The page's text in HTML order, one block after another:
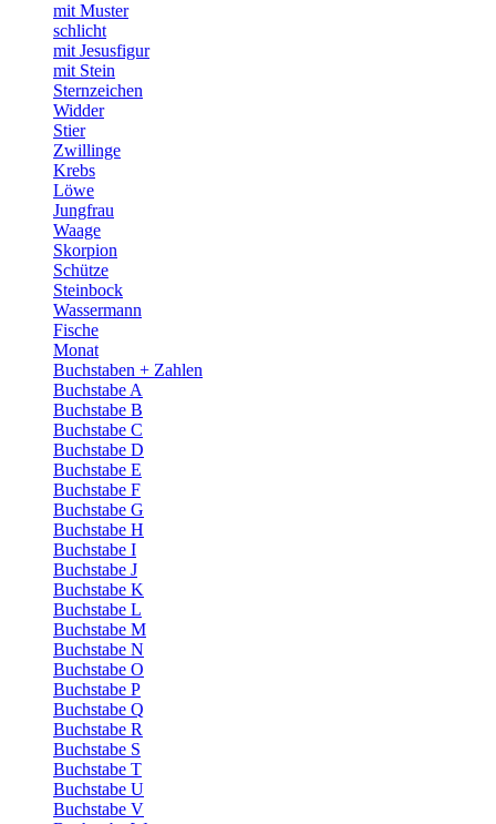
mit Muster
schlicht
mit Jesusfigur
mit Stein
Sternzeichen
Widder
Stier
Zwillinge
Krebs
Löwe
Jungfrau
Waage
Skorpion
Schütze
Steinbock
Wassermann
Fische
Monat
Buchstaben + Zahlen
Buchstabe A
Buchstabe B
Buchstabe C
Buchstabe D
Buchstabe E
Buchstabe F
Buchstabe G
Buchstabe H
Buchstabe I
Buchstabe J
Buchstabe K
Buchstabe L
Buchstabe M
Buchstabe N
Buchstabe O
Buchstabe P
Buchstabe Q
Buchstabe R
Buchstabe S
Buchstabe T
Buchstabe U
Buchstabe V